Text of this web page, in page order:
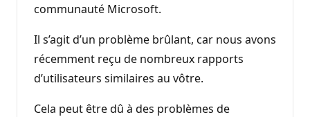
communauté Microsoft.
Il s’agit d’un problème brûlant, car nous avons
récemment reçu de nombreux rapports
d’utilisateurs similaires au vôtre.
Cela peut être dû à des problèmes de